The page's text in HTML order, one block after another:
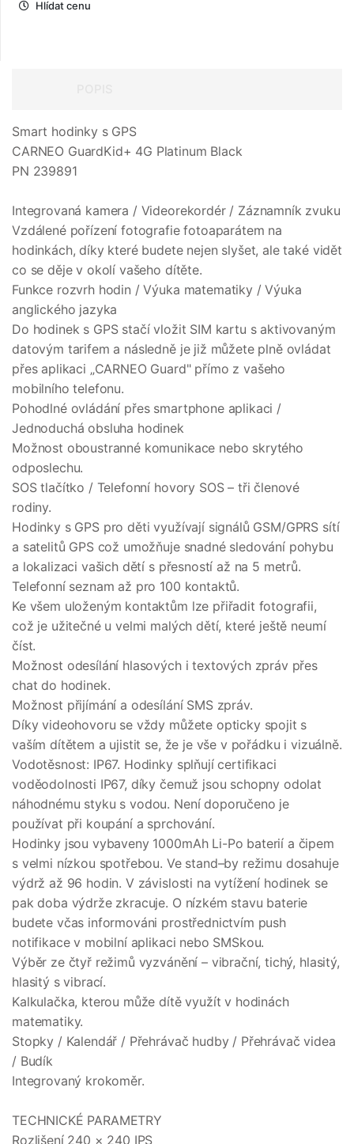
Hlídat cenu
Smart hodinky s GPS
CARNEO GuardKid+ 4G Platinum Black
PN 239891
Integrovaná kamera / Videorekordér / Záznamník zvuku
Vzdálené pořízení fotografie fotoaparátem na
hodinkách, díky které budete nejen slyšet, ale také vidět
co se děje v okolí vašeho dítěte.
Funkce rozvrh hodin / Výuka matematiky / Výuka
anglického jazyka
Do hodinek s GPS stačí vložit SIM kartu s aktivovaným
datovým tarifem a následně je již můžete plně ovládat
přes aplikaci „CARNEO Guard" přímo z vašeho
mobilního telefonu.
Pohodlné ovládání přes smartphone aplikaci /
Jednoduchá obsluha hodinek
Možnost oboustranné komunikace nebo skrytého
odposlechu.
SOS tlačítko / Telefonní hovory SOS – tři členové
rodiny.
Hodinky s GPS pro děti využívají signálů GSM/GPRS sítí
a satelitů GPS což umožňuje snadné sledování pohybu
a lokalizaci vašich dětí s přesností až na 5 metrů.
Telefonní seznam až pro 100 kontaktů.
Ke všem uloženým kontaktům lze přiřadit fotografii,
což je užitečné u velmi malých dětí, které ještě neumí
číst.
Možnost odesílání hlasových i textových zpráv přes
chat do hodinek.
Možnost přijímání a odesílání SMS zpráv.
Díky videohovoru se vždy můžete opticky spojit s
vaším dítětem a ujistit se, že je vše v pořádku i vizuálně.
Vodotěsnost: IP67. Hodinky splňují certifikaci
voděodolnosti IP67, díky čemuž jsou schopny odolat
náhodnému styku s vodou. Není doporučeno je
používat při koupání a sprchování.
Hodinky jsou vybaveny 1000mAh Li-Po baterií a čipem
s velmi nízkou spotřebou. Ve stand–by režimu dosahuje
výdrž až 96 hodin. V závislosti na vytížení hodinek se
pak doba výdrže zkracuje. O nízkém stavu baterie
budete včas informováni prostřednictvím push
notifikace v mobilní aplikaci nebo SMSkou.
Výběr ze čtyř režimů vyzvánění – vibrační, tichý, hlasitý,
hlasitý s vibrací.
Kalkulačka, kterou může dítě využít v hodinách
matematiky.
Stopky / Kalendář / Přehrávač hudby / Přehrávač videa
/ Budík
Integrovaný krokoměr.
TECHNICKÉ PARAMETRY
Rozlišení 240 × 240 IPS